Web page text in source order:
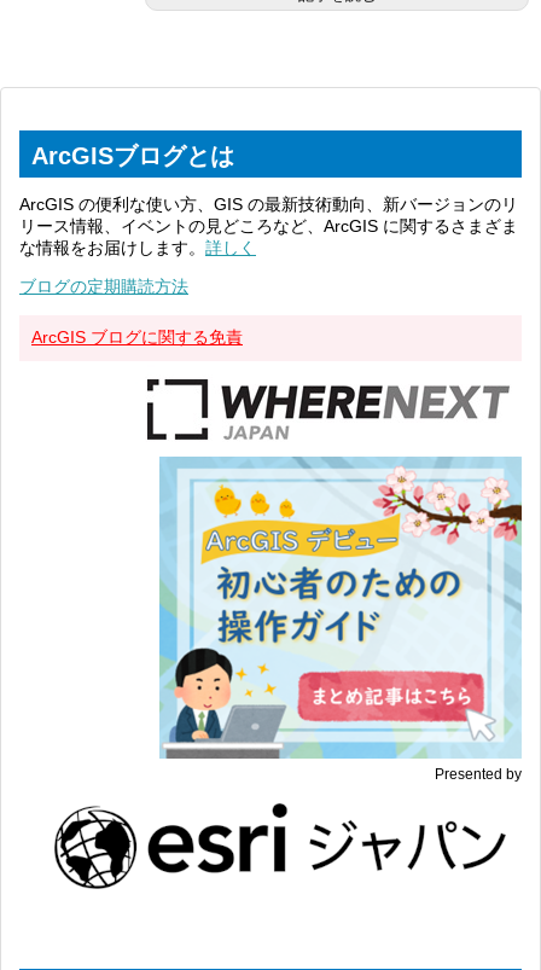
ArcGISブログとは
ArcGIS の便利な使い方、GIS の最新技術動向、新バージョンのリ
リース情報、イベントの見どころなど、ArcGIS に関するさまざま
な情報をお届けします。 詳しく
ブログの定期購読方法
ArcGIS ブログに関する免責
Presented by